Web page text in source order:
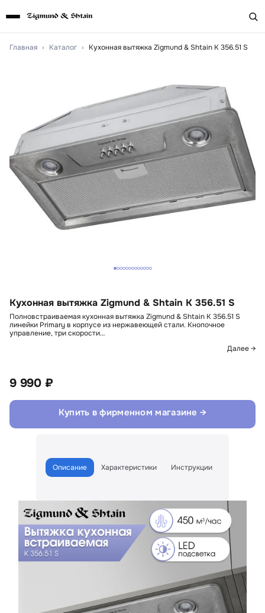
Главная › Каталог › Кухонная вытяжка Zigmund & Shtain K 356.51 S
Кухонная вытяжка Zigmund & Shtain K 356.51 S
Полновстраиваемая кухонная вытяжка Zigmund & Shtain K 356.51 S
линейки Primary в корпусе из нержавеющей стали. Кнопочное
управление, три скорости…
Далее →
9 990 ₽
Купить в фирменном магазине →
Описание Характеристики Инструкции